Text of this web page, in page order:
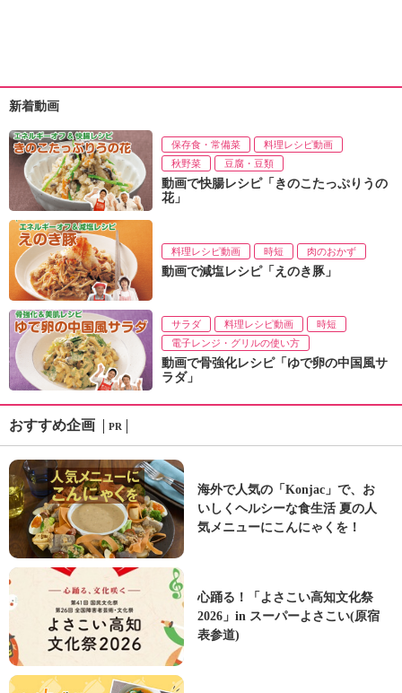
新着動画
保存食・常備菜
料理レシピ動画
秋野菜
豆腐・豆類
動画で快腸レシピ「きのこたっぷりうの
花」
料理レシピ動画 時短 肉のおかず
動画で減塩レシピ「えのき豚」
サラダ 料理レシピ動画
時短
電子レンジ・グリルの使い方
動画で骨強化レシピ「ゆで卵の中国風サ
ラダ」
おすすめ企画 PR
海外で人気の「Konjac」で、お
いしくヘルシーな食生活 夏の人
気メニューにこんにゃくを！
心踊る！「よさこい高知文化祭
2026」in スーパーよさこい(原宿
表参道)